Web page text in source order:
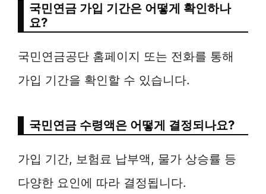
국민연금 가입 기간은 어떻게 확인하나
요?
국민연금공단 홈페이지 또는 전화를 통해
가입 기간을 확인할 수 있습니다.
국민연금 수령액은 어떻게 결정되나요?
가입 기간, 보험료 납부액, 물가 상승률 등
다양한 요인에 따라 결정됩니다.